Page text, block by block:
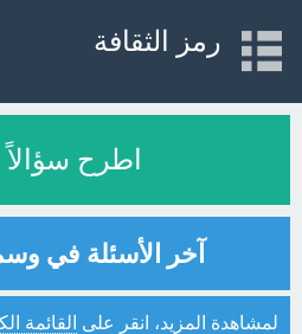
رمز الثقافة
اطرح سؤالاً
آخر الأسئلة في
لمشاهدة المزيد، انقر على القائمة